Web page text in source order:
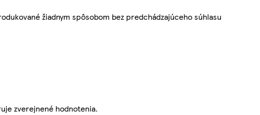
žiadnym spôsobom bez predchádzajúceho súhlasu
zverejnené hodnotenia.